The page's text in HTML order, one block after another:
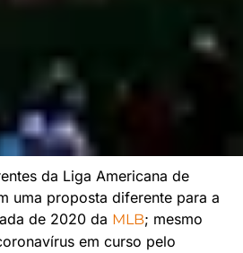
da Liga Americana de
uma proposta diferente para a
de 2020 da MLB; mesmo
em curso pelo